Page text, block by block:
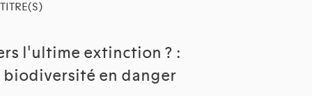
TITRE(S)
l'ultime extinction ? :
biodiversité en danger